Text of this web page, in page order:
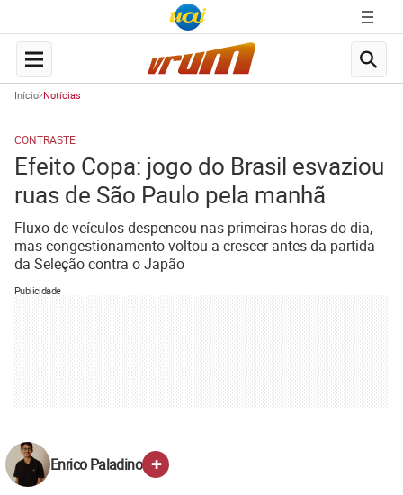
Início Notícias
CONTRASTE
Efeito Copa: jogo do Brasil esvaziou
ruas de São Paulo pela manhã
Fluxo de veículos despencou nas primeiras horas do dia,
mas congestionamento voltou a crescer antes da partida
da Seleção contra o Japão
Publicidade
Enrico Paladino +